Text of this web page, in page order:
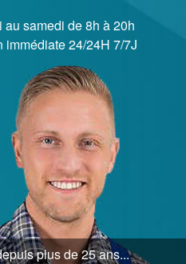
au samedi de 8h à 20h
immédiate 24/24H 7/7J
plus de 25 ans...